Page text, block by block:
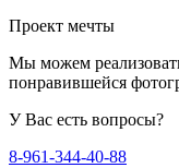
Проект мечты
Мы можем
понравившейся
У Вас есть вопросы?
8-961-344-40-88